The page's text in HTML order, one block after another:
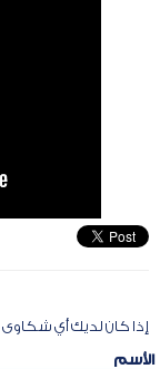
إذا كان لديك أي شكاوى
الأسم